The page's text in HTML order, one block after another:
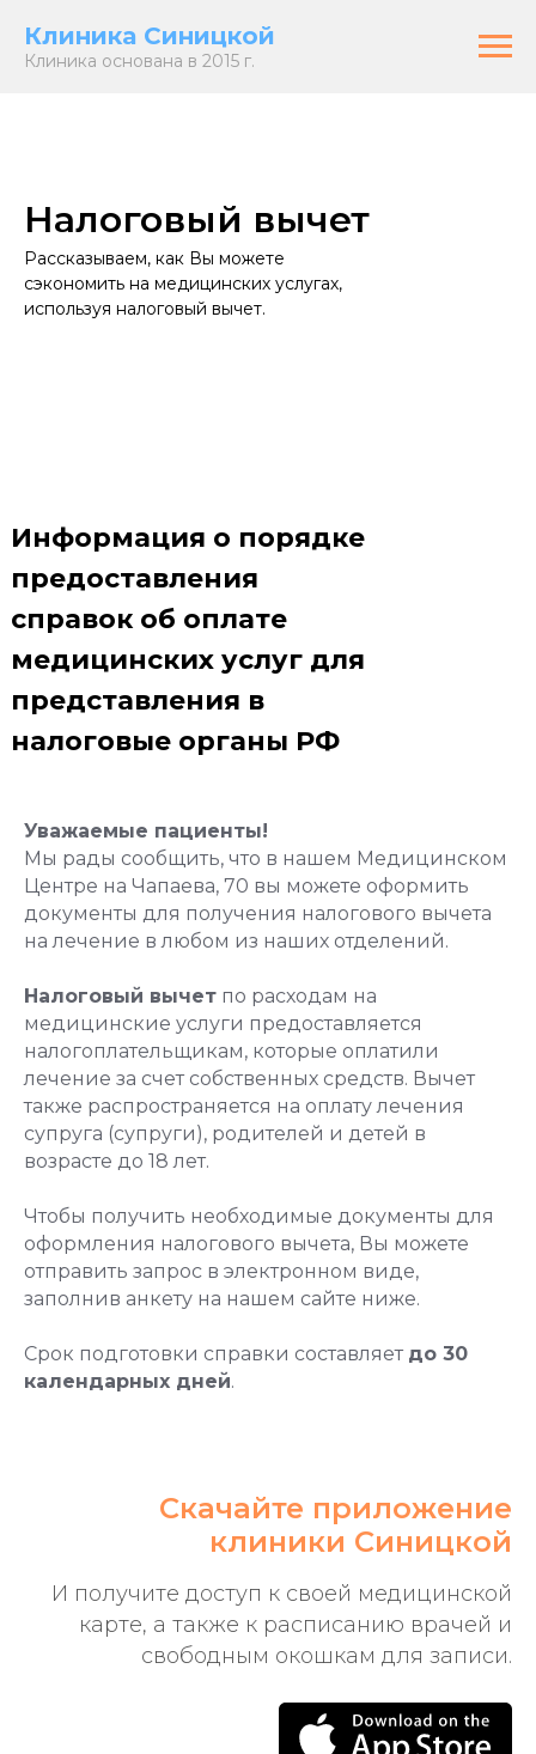
Клиника Синицкой
Клиника основана в 2015 г.
Налоговый вычет
Рассказываем, как Вы можете
сэкономить на медицинских услугах,
используя налоговый вычет.
Информация о порядке
предоставления
справок об оплате
медицинских услуг для
представления в
налоговые органы РФ
Уважаемые пациенты!
Мы рады сообщить, что в нашем Медицинском
Центре на Чапаева, 70 вы можете оформить
документы для получения налогового вычета
на лечение в любом из наших отделений.
Налоговый вычет по расходам на
медицинские услуги предоставляется
налогоплательщикам, которые оплатили
лечение за счет собственных средств. Вычет
также распространяется на оплату лечения
супруга (супруги), родителей и детей в
возрасте до 18 лет.
Чтобы получить необходимые документы для
оформления налогового вычета, Вы можете
отправить запрос в электронном виде,
заполнив анкету на нашем сайте ниже.
Срок подготовки справки составляет до 30
календарных дней.
Скачайте приложение
клиники Синицкой
И получите доступ к своей медицинской
карте, а также к расписанию врачей и
свободным окошкам для записи.